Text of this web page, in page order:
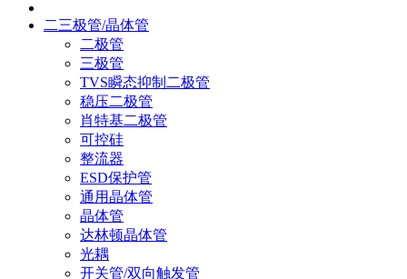
二三极管/晶体管
二极管
三极管
TVS瞬态抑制二极管
稳压二极管
肖特基二极管
可控硅
整流器
ESD保护管
通用晶体管
晶体管
达林顿晶体管
光耦
开关管/双向触发管